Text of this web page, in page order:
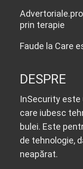
Advertoriale.pro
prin terapie
Faude la Care
DESPRE
InSecurity este
care iubesc
bulei. Este
de tehnologie,
neapărat.